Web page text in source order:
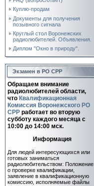
Куплю-продам
Документы для получения
позывного сигнала
Круглый стол Воронежских
радиолюбителей. Объявления.
Диплом "Окно в природу".
Экзамен в РО СРР
Обращаем внимание
радиолюбителей области,
что Квалификационная
Комиссия Воронежского РО
СРР работает во вторую
субботу каждого месяца c
10:00 до 14:00 мск.
Информация
Для людей интересующихся или
готовых заниматься
радиолюбительством: Положение
о проверке квалификации,
заявление в квалификационную
комиссию, исполняемые файлы